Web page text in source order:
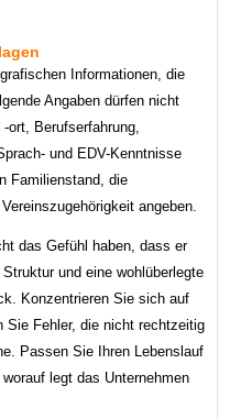
Informationen, die
Angaben dürfen nicht
ort, Berufserfahrung,
und EDV-Kenntnisse
Familienstand, die
angeben.
das Gefühl haben, dass er
und eine wohlüberlegte
Konzentrieren Sie sich auf
Sie Fehler, die nicht rechtzeitig
Passen Sie Ihren Lebenslauf
legt das Unternehmen